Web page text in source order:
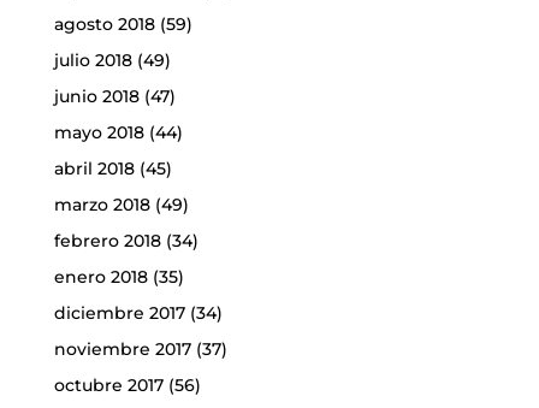
agosto 2018(59)
julio 2018(49)
junio 2018(47)
mayo 2018(44)
abril 2018(45)
marzo 2018(49)
febrero 2018(34)
enero 2018(35)
diciembre 2017(34)
noviembre 2017(37)
octubre 2017(56)